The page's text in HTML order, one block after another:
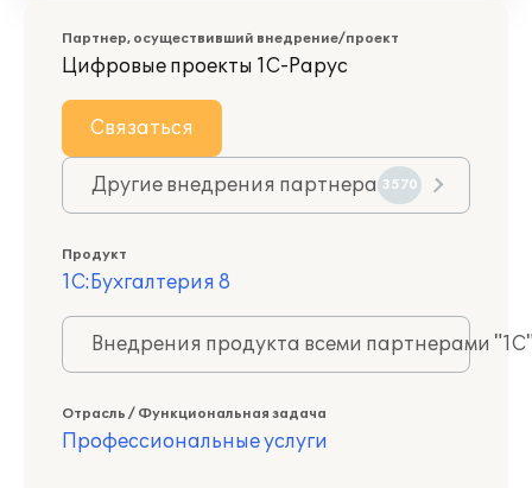
Партнер, осуществивший внедрение/проект
Цифровые проекты 1С-Рарус
Связаться
Другие внедрения партнера 3570
Продукт
1С:Бухгалтерия 8
Внедрения продукта всеми партнерами
Отрасль / Функциональная задача
Профессиональные услуги